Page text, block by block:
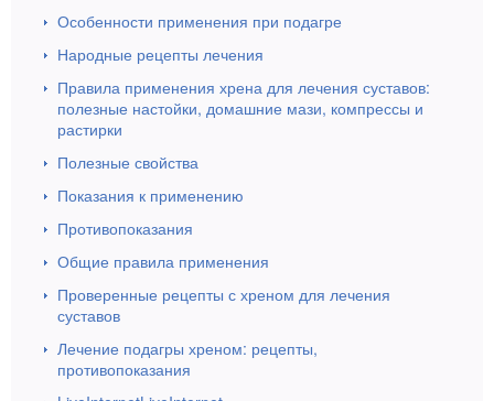
Особенности применения при подагре
Народные рецепты лечения
Правила применения хрена для лечения суставов:
полезные настойки, домашние мази, компрессы и
растирки
Полезные свойства
Показания к применению
Противопоказания
Общие правила применения
Проверенные рецепты с хреном для лечения
суставов
Лечение подагры хреном: рецепты,
противопоказания